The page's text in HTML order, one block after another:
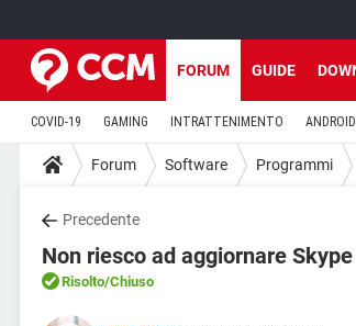
FORUM GUIDE
COVID-19 GAMING INTRATTENIMENTO ANDROID
Forum Software Programmi
Precedente
Non riesco ad aggiornare
Risolto/Chiuso